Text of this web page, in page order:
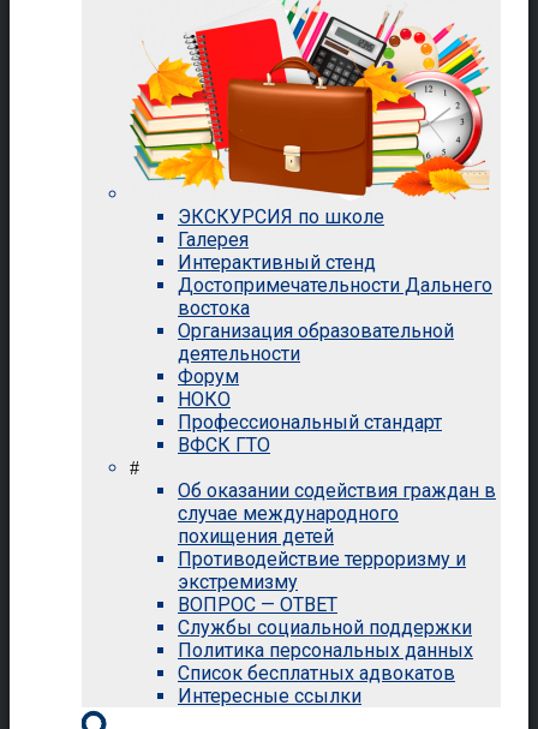
ЭКСКУРСИЯ по школе
Галерея
Интерактивный стенд
Достопримечательности Дальнего
востока
Организация образовательной
деятельности
Форум
НОКО
Профессиональный стандарт
ВФСК ГТО
#
Об оказании содействия граждан в
случае международного
похищения детей
Противодействие терроризму и
экстремизму
ВОПРОС — ОТВЕТ
Службы социальной поддержки
Политика персональных данных
Список бесплатных адвокатов
Интересные ссылки